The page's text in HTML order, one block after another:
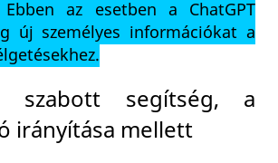
Ebben az esetben a ChatGPT
új személyes információkat a
szabott segítség, a
irányítása mellett